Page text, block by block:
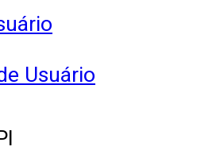
Usuário